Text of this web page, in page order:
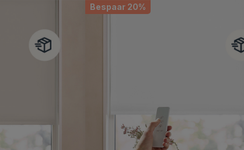
Bespaar 20%